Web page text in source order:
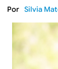
o
Silvia